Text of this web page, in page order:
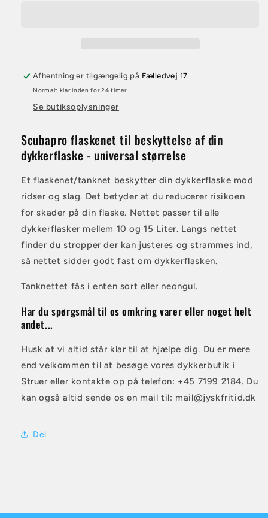
Afhentning er tilgængelig på Fælledvej 17
Normalt klar inden for 24 timer
Se butiksoplysninger
Scubapro flaskenet til beskyttelse af din
dykkerflaske - universal størrelse
Et flaskenet/tanknet beskytter din dykkerflaske mod
ridser og slag. Det betyder at du reducerer risikoen
for skader på din flaske. Nettet passer til alle
dykkerflasker mellem 10 og 15 Liter. Langs nettet
finder du stropper der kan justeres og strammes ind,
så nettet sidder godt fast om dykkerflasken.
Tanknettet fås i enten sort eller neongul.
Har du spørgsmål til os omkring varer eller noget helt
andet...
Husk at vi altid står klar til at hjælpe dig. Du er mere
end velkommen til at besøge vores dykkerbutik i
Struer eller kontakte op på telefon: +45 7199 2184. Du
kan også altid sende os en mail til: mail@jyskfritid.dk
Del